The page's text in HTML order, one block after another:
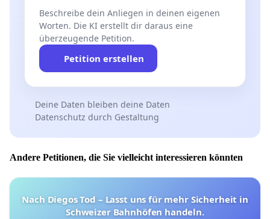
Beschreibe dein Anliegen in deinen eigenen
Worten. Die KI erstellt dir daraus eine
überzeugende Petition.
Petition erstellen
Deine Daten bleiben deine Daten
Datenschutz durch Gestaltung
Andere Petitionen, die Sie vielleicht interessieren könnten
Nach Diegos Tod – Lasst uns für mehr Sicherheit in
Schweizer Bahnhöfen handeln.